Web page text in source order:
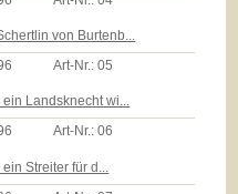
von Burtenb...
Art-Nr.:05
Landsknecht wi...
Art-Nr.:06
Streiter für d...